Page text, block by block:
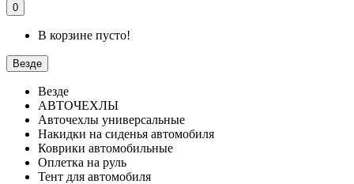
0
В корзине пусто!
Везде
Везде
АВТОЧЕХЛЫ
Авточехлы универсальные
Накидки на сиденья автомобиля
Коврики автомобильные
Оплетка на руль
Тент для автомобиля